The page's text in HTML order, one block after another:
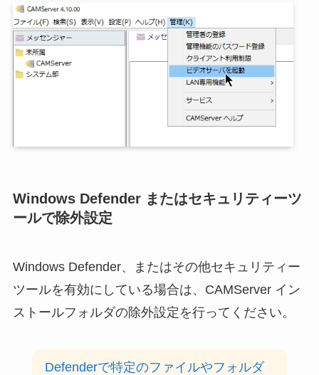
Windows Defender またはセキュリティーツ
ールで除外設定
Windows Defender、またはその他セキュリティー
ツールを有効にしている場合は、CAMServer イン
ストールフォルダの除外設定を行ってください。
Defenderで特定のファイルやフォルダ